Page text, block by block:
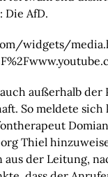
Die AfD.
widgets/
außerhalb
So meldete
Thiel
aus der Leitung,